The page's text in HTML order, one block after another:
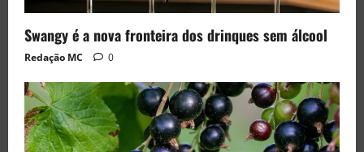
Swangy é a nova fronteira dos drinques sem álcool
Redação MC 0